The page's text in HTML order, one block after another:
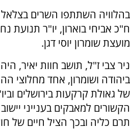
בהלוויה השתתפו השרים בצלאל
ח"כ אביחי בוארון, יו"ר תנועת
מועצת שומרון יוסי דגן.
ניר צבי ז"ל, תושב חוות יאיר,
ביהודה ושומרון, אחד מחלוצי
של גאולת קרקעות בירושלים
הקשורים למאבקים בענייני
תרם כליה ובכך הציל חיים של